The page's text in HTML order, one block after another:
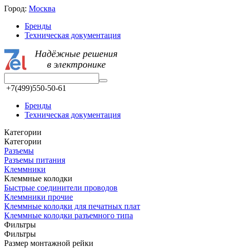
Город: Москва
Бренды
Техническая документация
+7(499)550-50-61
Бренды
Техническая документация
Категории
Категории
Разъeмы
Разъeмы питания
Клеммники
Клеммные колодки
Быстрые соединители проводов
Клеммники прочие
Клеммные колодки для печатных плат
Клеммные колодки разъемного типа
Фильтры
Фильтры
Размер монтажной рейки